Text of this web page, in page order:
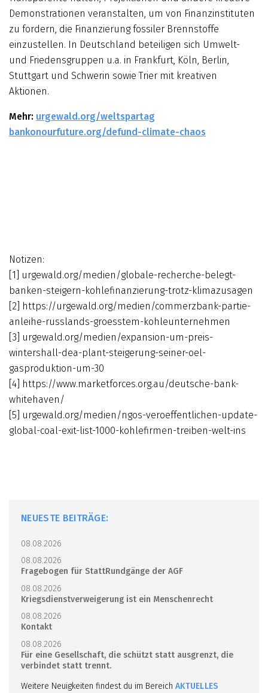
Demonstrationen veranstalten, um von Finanzinstituten
zu fordern, die Finanzierung fossiler Brennstoffe
einzustellen. In Deutschland beteiligen sich Umwelt-
und Friedensgruppen u.a. in Frankfurt, Köln, Berlin,
Stuttgart und Schwerin sowie Trier mit kreativen
Aktionen.
Mehr: urgewald.org/weltspartag
bankonourfuture.org/defund-climate-chaos
Notizen:
[1] urgewald.org/medien/globale-recherche-belegt-
banken-steigern-kohlefinanzierung-trotz-klimazusagen
[2] https://urgewald.org/medien/commerzbank-partie-
anleihe-russlands-groesstem-kohleunternehmen
[3] urgewald.org/medien/expansion-um-preis-
wintershall-dea-plant-steigerung-seiner-oel-
gasproduktion-um-30
[4] https://www.marketforces.org.au/deutsche-bank-
whitehaven/
[5] urgewald.org/medien/ngos-veroeffentlichen-update-
global-coal-exit-list-1000-kohlefirmen-treiben-welt-ins
NEUESTE BEITRÄGE:
08.08.2026
08.08.2026
Fragebogen für StattRundgänge der AGF
08.08.2026
Kriegsdienstverweigerung ist ein Menschenrecht
08.08.2026
Kontakt
08.08.2026
Für eine Gesellschaft, die schützt statt ausgrenzt, die
verbindet statt trennt.
Weitere Neuigkeiten findest du im Bereich AKTUELLES